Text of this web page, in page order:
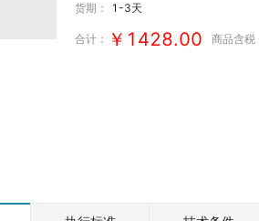
货期：
1-3天
合计： ￥1428.00 商品含税